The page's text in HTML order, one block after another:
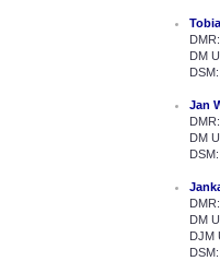
DM
Jan
DM
DM
DJM